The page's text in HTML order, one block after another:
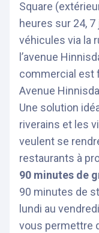
Square
heures sur 24,
véhicules via la
l’avenue
commercial est
Avenue
Une solution
riverains et les
veulent se
restaurants à
90 minutes de
90 minutes de
lundi au
vous permettre